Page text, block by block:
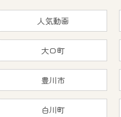
人気動画
大口町
豊川市
白川町